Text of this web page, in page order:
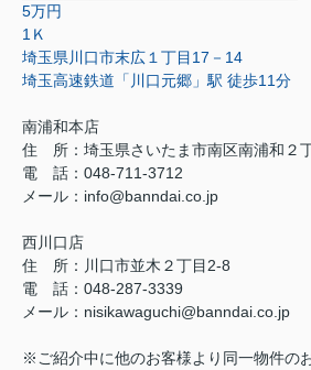
5万円
1Ｋ
埼玉県川口市末広１丁目17－14
埼玉高速鉄道「川口元郷」駅 徒歩11分
南浦和本店
住 所： 埼玉県さいたま市南区南浦和２
電 話：048-711-3712
メール： info@banndai.co.jp
西川口店
住 所： 川口市並木２丁目2-8
電 話：048-287-3339
メール ： nisikawaguchi@banndai.co.jp
※ご紹介中に他のお客様より同一物件の